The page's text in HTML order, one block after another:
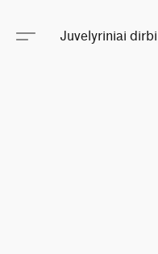
Juvelyriniai